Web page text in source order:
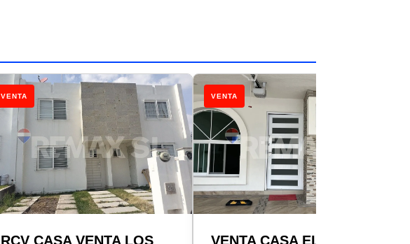
VENTA
RCV CASA VENTA LOS
VENTA
VENTA CASA EL